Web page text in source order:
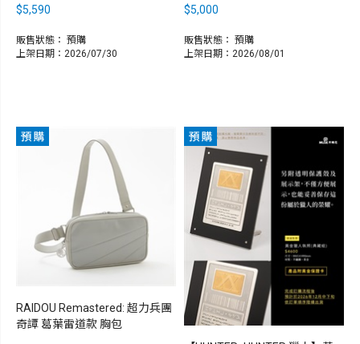
$5,590
販售狀態： 預購
上架日期：2026/07/30
$5,000
販售狀態： 預購
上架日期：2026/08/01
RAIDOU Remastered: 超力兵團
奇譚 葛葉雷道款 胸包